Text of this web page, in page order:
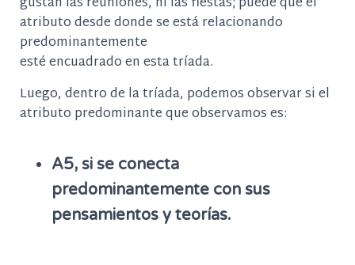
atributo desde donde se está relacionando
predominantemente
esté encuadrado en esta tríada.
Luego, dentro de la tríada, podemos observar si el
atributo predominante que observamos es:
A5, si se conecta
predominantemente con sus
pensamientos y teorías.